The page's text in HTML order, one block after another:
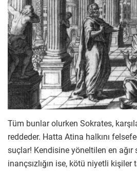
Tüm bunlar olurken Sokrates,
reddeder. Hatta Atina halkını
suçlar! Kendisine yöneltilen en ağır
inançsızlığın ise, kötü niyetli kişiler